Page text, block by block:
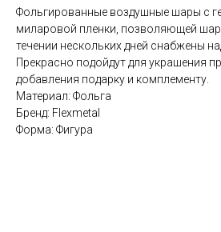
Фольгированные воздушные шары с
миларовой пленки, позволяющей
течении нескольких дней снабжены
Прекрасно подойдут для украшения
добавления подарку и комплементу.
Материал: Фольга
Бренд: Flexmetal
Форма: Фигура